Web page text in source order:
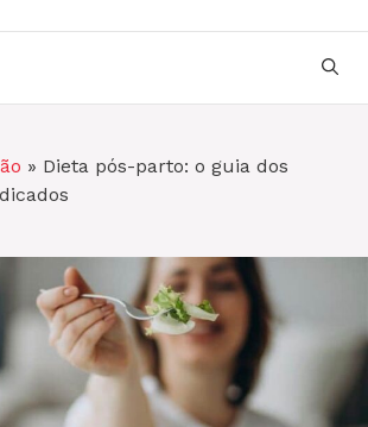
» Dieta pós-parto: o guia dos